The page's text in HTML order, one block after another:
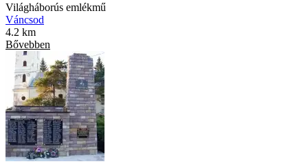
Világháborús emlékmű
Váncsod
4.2 km
Bővebben